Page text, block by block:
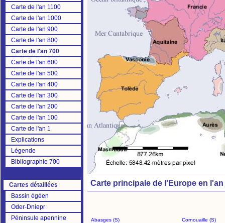
Carte de l'an 1100
Carte de l'an 1000
Carte de l'an 900
Carte de l'an 800
Carte de l'an 700
Carte de l'an 600
Carte de l'an 500
Carte de l'an 400
Carte de l'an 300
Carte de l'an 200
Carte de l'an 100
Carte de l'an 1
Explications
Légende
Bibliographie 700
Cartes détaillées
Bassin égéen
Oder-Dniepr
Péninsule apennine
Carte principale de l'Europe en l'an
Abasges (S)
Cornouaille (S)